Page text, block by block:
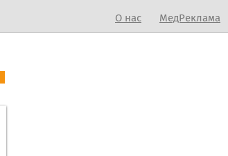
О нас МедРеклама